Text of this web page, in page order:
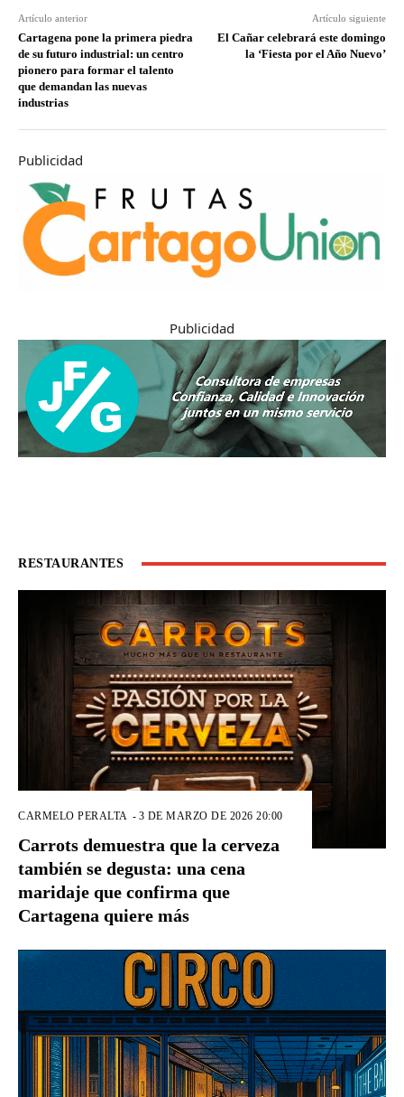
Artículo anterior
Cartagena pone la primera piedra
de su futuro industrial: un centro
pionero para formar el talento
que demandan las nuevas
industrias
Artículo siguiente
El Cañar celebrará este domingo
la ‘Fiesta por el Año Nuevo’
Publicidad
Publicidad
RESTAURANTES
CARMELO PERALTA - 3 DE MARZO DE 2026 20:00
Carrots demuestra que la cerveza
también se degusta: una cena
maridaje que confirma que
Cartagena quiere más